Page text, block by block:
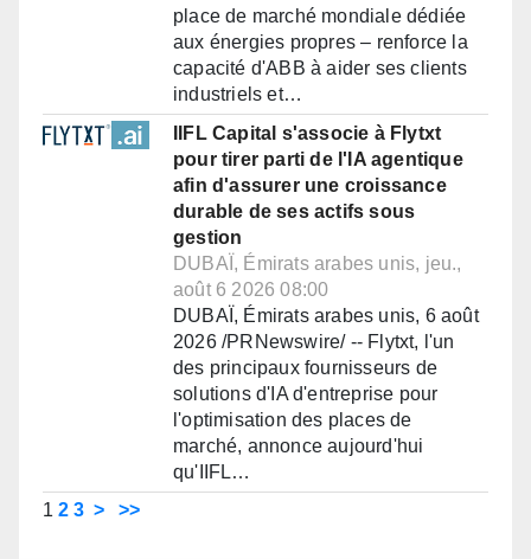
place de marché mondiale dédiée
aux énergies propres – renforce la
capacité d'ABB à aider ses clients
industriels et…
IIFL Capital s'associe à Flytxt
pour tirer parti de l'IA agentique
afin d'assurer une croissance
durable de ses actifs sous
gestion
DUBAÏ, Émirats arabes unis, jeu.,
août 6 2026 08:00
DUBAÏ, Émirats arabes unis, 6 août
2026 /PRNewswire/ -- Flytxt, l'un
des principaux fournisseurs de
solutions d'IA d'entreprise pour
l'optimisation des places de
marché, annonce aujourd'hui
qu'IIFL…
1 2 3 > >>